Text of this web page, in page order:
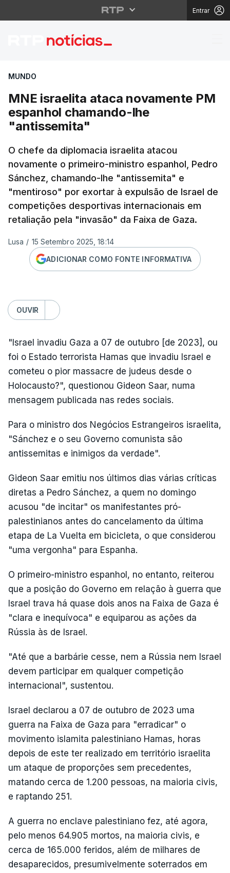
Entrar
MNE israelita ataca
MUNDO
MNE israelita ataca novamente PM
espanhol chamando-lhe
"antissemita"
O chefe da diplomacia israelita atacou
novamente o primeiro-ministro espanhol, Pedro
Sánchez, chamando-lhe "antissemita" e
"mentiroso" por exortar à expulsão de Israel de
competições desportivas internacionais em
retaliação pela "invasão" da Faixa de Gaza.
Lusa / 15 Setembro 2025, 18:14
ADICIONAR COMO FONTE INFORMATIVA
OUVIR
"Israel invadiu Gaza a 07 de outubro [de 2023], ou
foi o Estado terrorista Hamas que invadiu Israel e
cometeu o pior massacre de judeus desde o
Holocausto?", questionou Gideon Saar, numa
mensagem publicada nas redes sociais.
Para o ministro dos Negócios Estrangeiros israelita,
"Sánchez e o seu Governo comunista são
antissemitas e inimigos da verdade".
Gideon Saar emitiu nos últimos dias várias críticas
diretas a Pedro Sánchez, a quem no domingo
acusou "de incitar" os manifestantes pró-
palestinianos antes do cancelamento da última
etapa de La Vuelta em bicicleta, o que considerou
"uma vergonha" para Espanha.
O primeiro-ministro espanhol, no entanto, reiterou
que a posição do Governo em relação à guerra que
Israel trava há quase dois anos na Faixa de Gaza é
"clara e inequívoca" e equiparou as ações da
Rússia às de Israel.
"Até que a barbárie cesse, nem a Rússia nem Israel
devem participar em qualquer competição
internacional", sustentou.
Israel declarou a 07 de outubro de 2023 uma
guerra na Faixa de Gaza para "erradicar" o
movimento islamita palestiniano Hamas, horas
depois de este ter realizado em território israelita
um ataque de proporções sem precedentes,
matando cerca de 1.200 pessoas, na maioria civis,
e raptando 251.
A guerra no enclave palestiniano fez, até agora,
pelo menos 64.905 mortos, na maioria civis, e
cerca de 165.000 feridos, além de milhares de
desaparecidos, presumivelmente soterrados em